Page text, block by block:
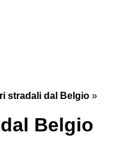
stradali dal Belgio »
Belgio